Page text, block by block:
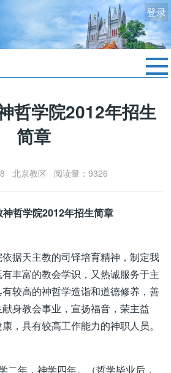
登录
哲学院2012年招生
简章
北京教区 阅读量：9326
哲学院2012年招生简章
据天主教的司铎培育精神，制定我
丰富的教会学识，又热诚服务于主
较高的神哲学造诣和道德修养，善
身教会事业，宣扬福音，荣主益
，具有较高工作能力的神职人员。
二年，神学四年。（哲学毕业后，